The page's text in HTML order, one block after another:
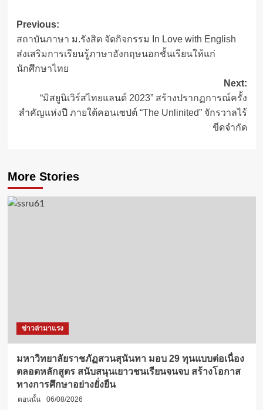
Post
navigation
Previous:
สถาบันภาษา ม.รังสิต จัดกิจกรรม In Love with English
ส่งเสริมการเรียนรู้ภาษาอังกฤษนอกชั้นเรียนให้แก่
นักศึกษาไทย
Next:
“มิสยูนิเวิร์สไทยแลนด์ 2023” สร้างปรากฏการณ์ครั้ง
สำคัญแห่งปี ภายใต้คอนเซปต์ “The Unlinited” จักรวาลไร้
ขีดจำกัด
More Stories
ข่าวล่ามาแรง
มหาวิทยาลัยราชภัฏสวนสุนันทา มอบ 29 ทุนแบบต่อเนื่อง
ตลอดหลักสูตร สนับสนุนเยาวชนเรียนจนจบ สร้างโอกาส
ทางการศึกษาอย่างยั่งยืน
ตอนนั้น 06/08/2026